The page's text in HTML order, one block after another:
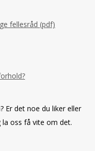
fellesråd (pdf)
Er det noe du liker eller
la oss få vite om det.